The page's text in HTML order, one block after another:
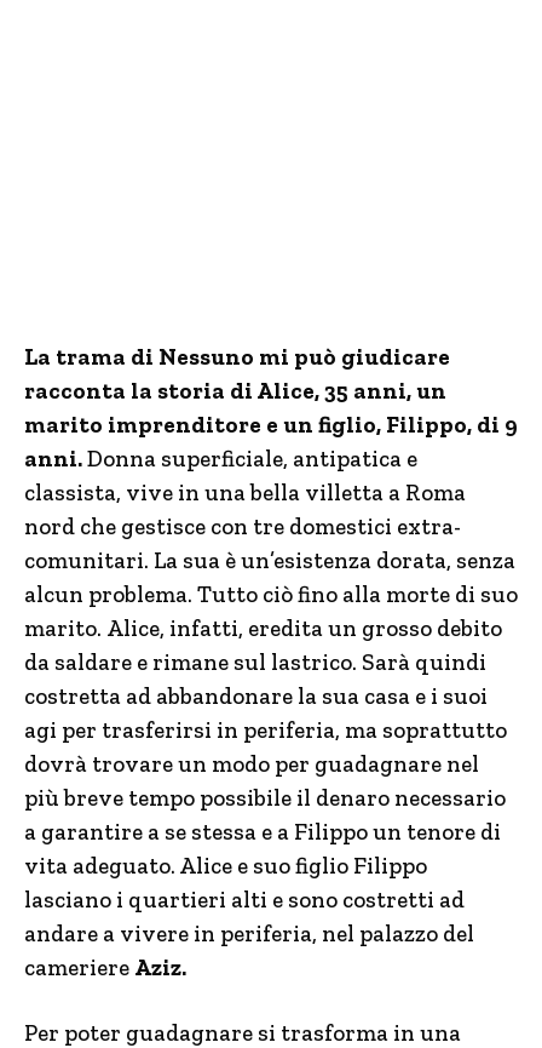
La trama di Nessuno mi può giudicare
racconta la storia di Alice, 35 anni, un
marito imprenditore e un figlio, Filippo, di 9
anni.Donna superficiale, antipatica e
classista, vive in una bella villetta a Roma
nord che gestisce con tre domestici extra-
comunitari. La sua è un’esistenza dorata, senza
alcun problema. Tutto ciò fino alla morte di suo
marito. Alice, infatti, eredita un grosso debito
da saldare e rimane sul lastrico. Sarà quindi
costretta ad abbandonare la sua casa e i suoi
agi per trasferirsi in periferia, ma soprattutto
dovrà trovare un modo per guadagnare nel
più breve tempo possibile il denaro necessario
a garantire a se stessa e a Filippo un tenore di
vita adeguato. Alice e suo figlio Filippo
lasciano i quartieri alti e sono costretti ad
andare a vivere in periferia, nel palazzo del
cameriere Aziz.
Per poter guadagnare si trasforma in una